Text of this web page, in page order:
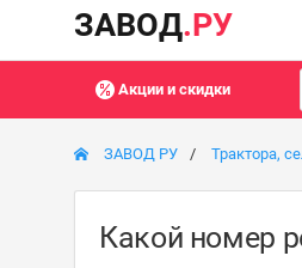
ЗАВОД.РУ
Акции и скидки
ЗАВОД РУ Трактора,
Какой номер